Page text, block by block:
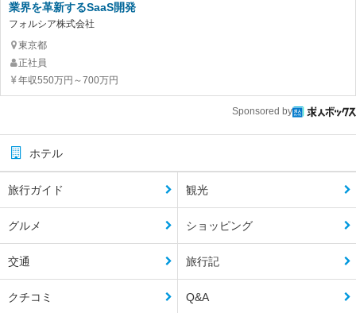
業界を革新するSaaS開発
フォルシア株式会社
東京都
正社員
年収550万円～700万円
Sponsored by
ホテル
旅行ガイド 観光
グルメ ショッピング
交通 旅行記
クチコミ Q&A